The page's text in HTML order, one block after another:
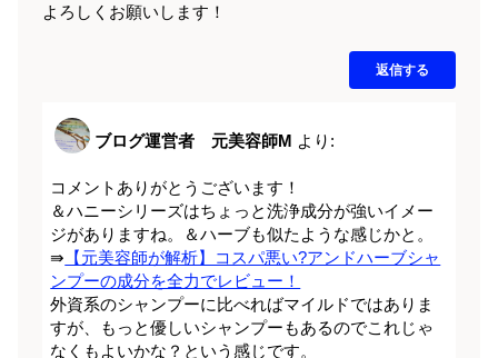
よろしくお願いします！
返信する
ブログ運営者 元美容師M より:
コメントありがとうございます！
＆ハニーシリーズはちょっと洗浄成分が強いイメー
ジがありますね。＆ハーブも似たような感じかと。
⇛ 【元美容師が解析】コスパ悪い?アンドハーブシャ
ンプーの成分を全力でレビュー！
外資系のシャンプーに比べればマイルドではありま
すが、もっと優しいシャンプーもあるのでこれじゃ
なくもよいかな？という感じです。